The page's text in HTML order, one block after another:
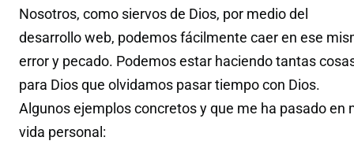
Nosotros, como siervos de Dios, por medio del
desarrollo web, podemos fácilmente caer en ese
error y pecado. Podemos estar haciendo tantas
para Dios que olvidamos pasar tiempo con Dios.
Algunos ejemplos concretos y que me ha pasado en
vida personal: